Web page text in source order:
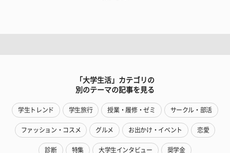
「大学生活」カテゴリの
別のテーマの記事を見る
学生トレンド 学生旅行 授業・履修・ゼミ サークル・部活
ファッション・コスメ グルメ お出かけ・イベント 恋愛
診断 特集 大学生インタビュー 奨学金